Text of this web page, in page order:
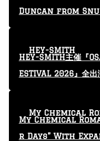
Duncan from
HEY-SMITH主催『
ESTIVAL 2026』全出
HEY-SMITH
My Chemical
r Days” With
My Chemical